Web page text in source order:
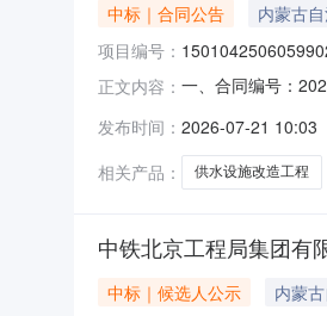
中标｜合同公告 内蒙古
项目编号：
正文内容： 一、合同编号：
北京工程局集团有
发布时间： 2026-07-21 10:03
相关产品：
供水设施改造工程
中铁北京工程局集团有
中标｜候选人公示 内蒙